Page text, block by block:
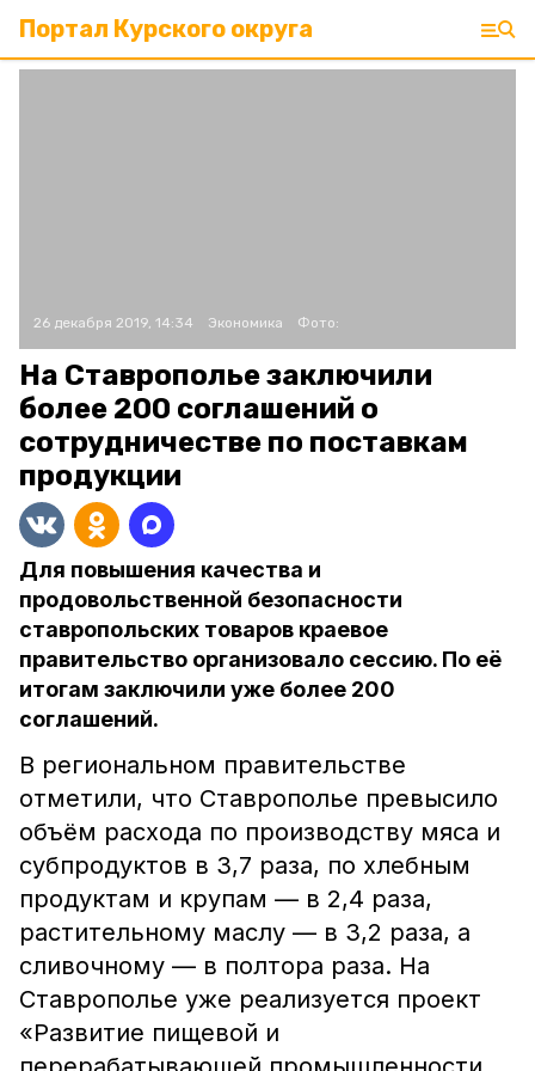
Портал Курского округа
26 декабря 2019, 14:34 Экономика Фото:
На Ставрополье заключили
более 200 соглашений о
сотрудничестве по поставкам
продукции
Для повышения качества и
продовольственной безопасности
ставропольских товаров краевое
правительство организовало сессию. По её
итогам заключили уже более 200
соглашений.
В региональном правительстве
отметили, что Ставрополье превысило
объём расхода по производству мяса и
субпродуктов в 3,7 раза, по хлебным
продуктам и крупам — в 2,4 раза,
растительному маслу — в 3,2 раза, а
сливочному — в полтора раза. На
Ставрополье уже реализуется проект
«Развитие пищевой и